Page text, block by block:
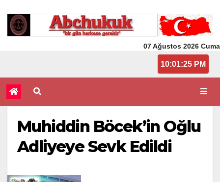
07 Ağustos 2026 Cuma
10:01:25 PM
Muhiddin Böcek’in Oğlu
Adliyeye Sevk Edildi